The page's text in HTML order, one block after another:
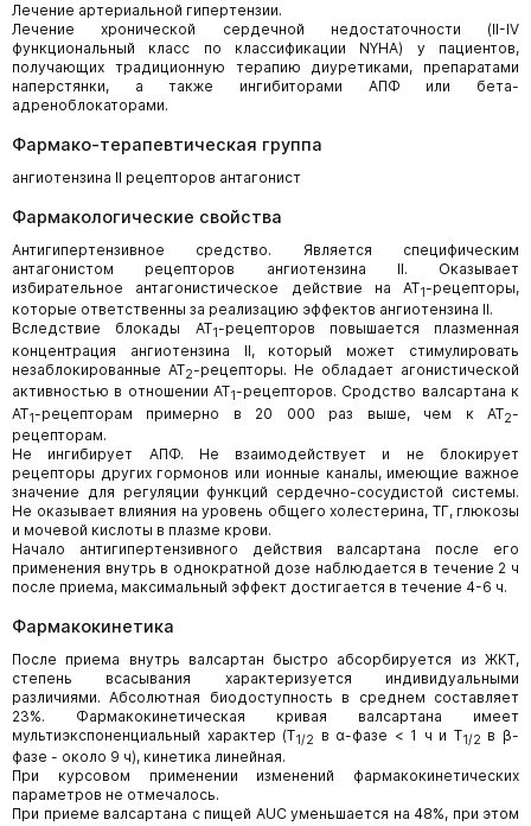
Лечение артериальной гипертензии.
Лечение хронической сердечной недостаточности (II-IV
функциональный класс по классификации NYHA) у пациентов,
получающих традиционную терапию диуретиками, препаратами
наперстянки, а также ингибиторами АПФ или бета-
адреноблокаторами.
Фармако-терапевтическая группа
ангиотензина II рецепторов антагонист
Фармакологические свойства
Антигипертензивное средство. Является специфическим
антагонистом рецепторов ангиотензина II. Оказывает
избирательное антагонистическое действие на AT1-рецепторы,
которые ответственны за реализацию эффектов ангиотензина II.
Вследствие блокады AT1-рецепторов повышается плазменная
концентрация ангиотензина II, который может стимулировать
незаблокированные AT2-рецепторы. Не обладает агонистической
активностью в отношении AT1-рецепторов. Сродство валсартана к
AT1-рецепторам примерно в 20 000 раз выше, чем к AT2-
рецепторам.
Не ингибирует АПФ. Не взаимодействует и не блокирует
рецепторы других гормонов или ионные каналы, имеющие важное
значение для регуляции функций сердечно-сосудистой системы.
Не оказывает влияния на уровень общего холестерина, ТГ, глюкозы
и мочевой кислоты в плазме крови.
Начало антигипертензивного действия валсартана после его
применения внутрь в однократной дозе наблюдается в течение 2 ч
после приема, максимальный эффект достигается в течение 4-6 ч.
Фармакокинетика
После приема внутрь валсартан быстро абсорбируется из ЖКТ,
степень всасывания характеризуется индивидуальными
различиями. Абсолютная биодоступность в среднем составляет
23%. Фармакокинетическая кривая валсартана имеет
мультиэкспоненциальный характер (T1/2 в α-фазе < 1 ч и T1/2 в β-
фазе - около 9 ч), кинетика линейная.
При курсовом применении изменений фармакокинетических
параметров не отмечалось.
При приеме валсартана с пищей AUC уменьшается на 48%, при этом